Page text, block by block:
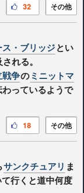
その他
32
・ブリッジとい
れる。
戦争のミニットマ
っているようで
その他
18
サンクチュアリ ま
行くと道中何度